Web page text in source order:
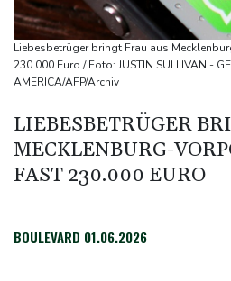
Bundesgerichtshof urteilt über
syrischem Bürgerkrieg
Urteil in Prozess um tödlichen
Demonstration in München
Vorwurf der Preisabsprache: Drei
Millionen Eier spenden
Investoren-Affäre: Fifa-Spitze
Liebesbetrüger bringt Frau aus
230.000 Euro / Foto: JUSTIN SULLIVAN -
AMERICA/AFP/Archiv
LIEBESBETRÜGER
MECKLENBURG-
FAST 230.000 EURO
BOULEVARD 01.06.2026